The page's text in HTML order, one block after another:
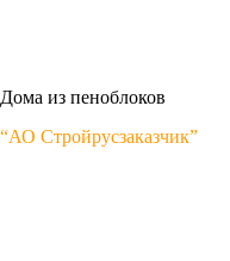
Дома из пеноблоков
“АО Стройрусзаказчик”